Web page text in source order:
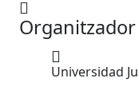
Organitzador
Universidad